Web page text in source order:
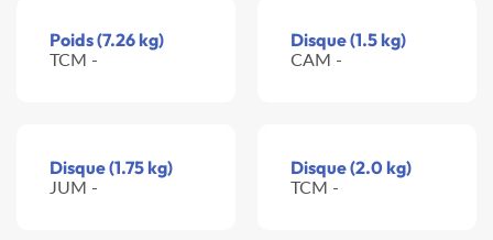
Poids (7.26 kg)
TCM -
Disque (1.5 kg)
CAM -
Disque (1.75 kg)
JUM -
Disque (2.0 kg)
TCM -